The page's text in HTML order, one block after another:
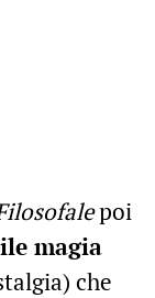
poi
magia
che